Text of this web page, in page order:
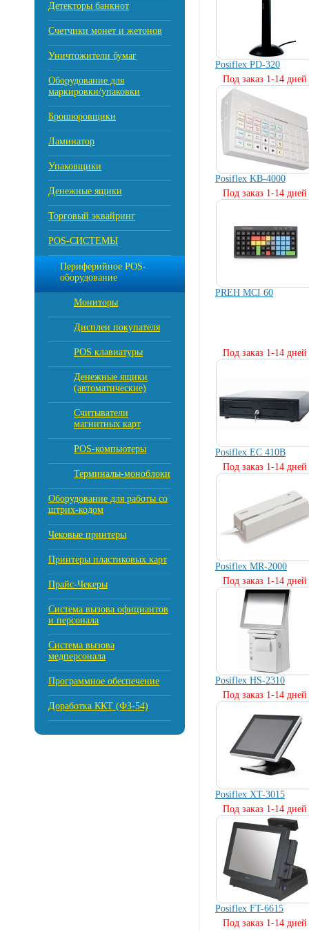
Детекторы банкнот
Счетчики монет и жетонов
Уничтожители бумаг
Оборудование для
маркировки/упаковки
Брошюровщики
Ламинатор
Упаковщики
Денежные ящики
Торговый эквайринг
POS-СИСТЕМЫ
Периферийное POS-
оборудование
Мониторы
Дисплеи покупателя
POS клавиатуры
Денежные ящики
(автоматические)
Считыватели
магнитных карт
POS-компьютеры
Терминалы-моноблоки
Оборудование для работы со
штрих-кодом
Чековые принтеры
Принтеры пластиковых карт
Прайс-Чекеры
Cистема вызова официантов
и персонала
Система вызова
медперсонала
Программное обеспечение
Доработка ККТ (ФЗ-54)
Posiflex PD-320
Под заказ 1-14 дней
Posiflex KB-4000
Под заказ 1-14 дней
PREH MCI 60
Под заказ 1-14 дней
Posiflex EC 410B
Под заказ 1-14 дней
Posiflex MR-2000
Под заказ 1-14 дней
Posiflex HS-2310
Под заказ 1-14 дней
Posiflex XT-3015
Под заказ 1-14 дней
Posiflex FT-6615
Под заказ 1-14 дней